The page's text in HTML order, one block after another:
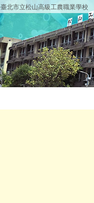
臺北市立松山高級工農職業學校